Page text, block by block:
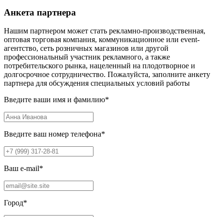
Анкета партнера
Нашим партнером может стать рекламно-производственная,
оптовая торговая компания, коммуникационное или event-
агентство, сеть розничных магазинов или другой
профессиональный участник рекламного, а также
потребительского рынка, нацеленный на плодотворное и
долгосрочное сотрудничество. Пожалуйста, заполните анкету
партнера для обсуждения специальных условий работы
Введите ваши имя и фамилию*
Введите ваш номер телефона*
Ваш e-mail*
Город*